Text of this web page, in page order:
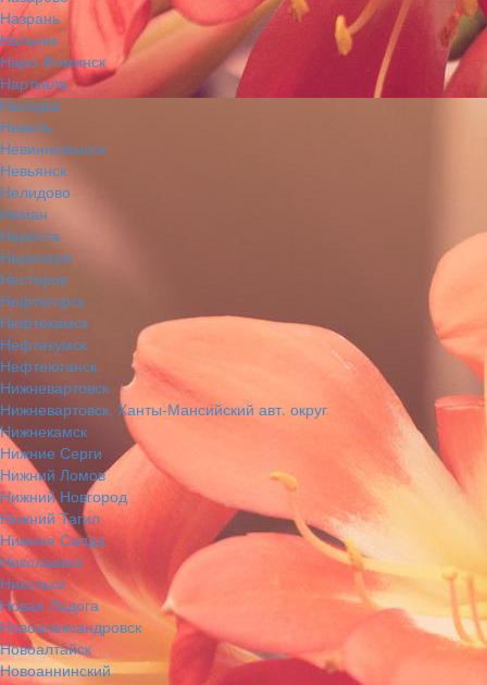
Назрань
Нальчик
Наро-Фоминск
Нарткала
Находка
Невель
Невинномысск
Невьянск
Нелидово
Неман
Нерехта
Нерюнгри
Нестеров
Нефтегорск
Нефтекамск
Нефтекумск
Нефтеюганск
Нижневартовск
Нижневартовск, Ханты-Мансийский авт. округ
Нижнекамск
Нижние Серги
Нижний Ломов
Нижний Новгород
Нижний Тагил
Нижняя Салда
Николаевск
Никольск
Новая Ладога
Новоалександровск
Новоалтайск
Новоаннинский